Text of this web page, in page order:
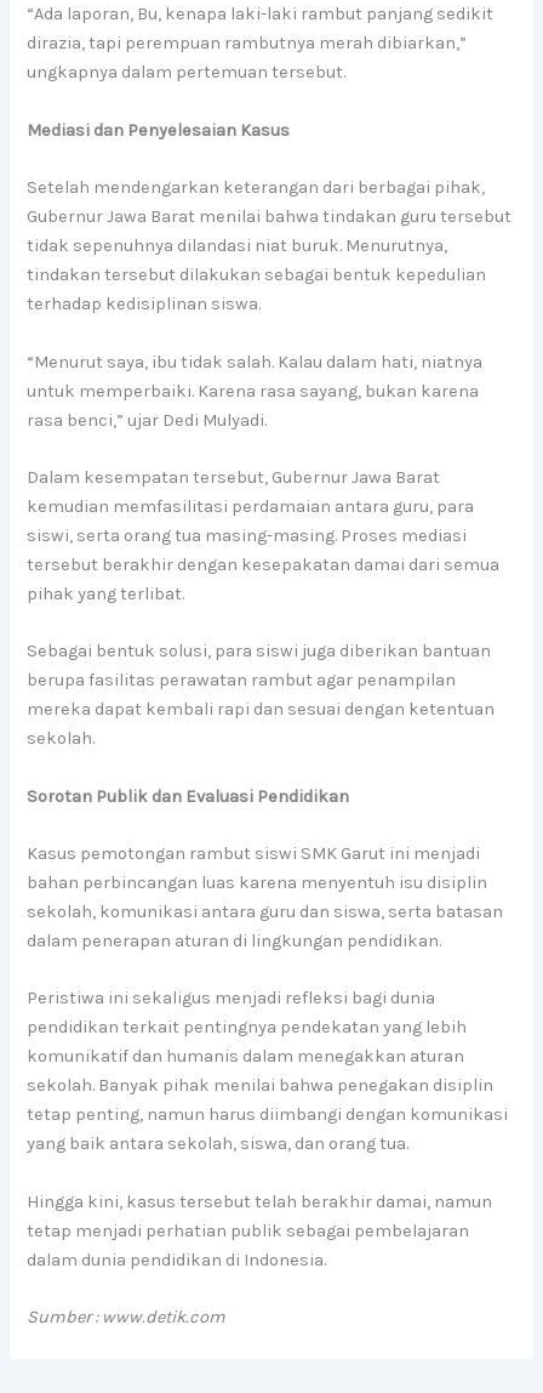
“Ada laporan, Bu, kenapa laki-laki rambut panjang sedikit
dirazia, tapi perempuan rambutnya merah dibiarkan,”
ungkapnya dalam pertemuan tersebut.
Mediasi dan Penyelesaian Kasus
Setelah mendengarkan keterangan dari berbagai pihak,
Gubernur Jawa Barat menilai bahwa tindakan guru tersebut
tidak sepenuhnya dilandasi niat buruk. Menurutnya,
tindakan tersebut dilakukan sebagai bentuk kepedulian
terhadap kedisiplinan siswa.
“Menurut saya, ibu tidak salah. Kalau dalam hati, niatnya
untuk memperbaiki. Karena rasa sayang, bukan karena
rasa benci,” ujar Dedi Mulyadi.
Dalam kesempatan tersebut, Gubernur Jawa Barat
kemudian memfasilitasi perdamaian antara guru, para
siswi, serta orang tua masing-masing. Proses mediasi
tersebut berakhir dengan kesepakatan damai dari semua
pihak yang terlibat.
Sebagai bentuk solusi, para siswi juga diberikan bantuan
berupa fasilitas perawatan rambut agar penampilan
mereka dapat kembali rapi dan sesuai dengan ketentuan
sekolah.
Sorotan Publik dan Evaluasi Pendidikan
Kasus pemotongan rambut siswi SMK Garut ini menjadi
bahan perbincangan luas karena menyentuh isu disiplin
sekolah, komunikasi antara guru dan siswa, serta batasan
dalam penerapan aturan di lingkungan pendidikan.
Peristiwa ini sekaligus menjadi refleksi bagi dunia
pendidikan terkait pentingnya pendekatan yang lebih
komunikatif dan humanis dalam menegakkan aturan
sekolah. Banyak pihak menilai bahwa penegakan disiplin
tetap penting, namun harus diimbangi dengan komunikasi
yang baik antara sekolah, siswa, dan orang tua.
Hingga kini, kasus tersebut telah berakhir damai, namun
tetap menjadi perhatian publik sebagai pembelajaran
dalam dunia pendidikan di Indonesia.
Sumber : www.detik.com